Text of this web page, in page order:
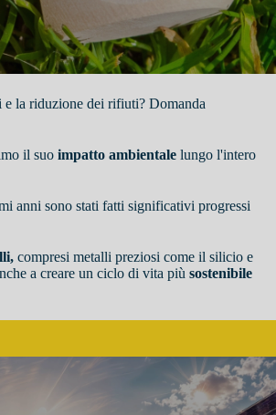
la riduzione dei rifiuti? Domanda
il suo impatto ambientalelungo l'intero
anni sono stati fatti significativi progressi
compresi metalli preziosi come il silicio e
a creare un ciclo di vita più sostenibile